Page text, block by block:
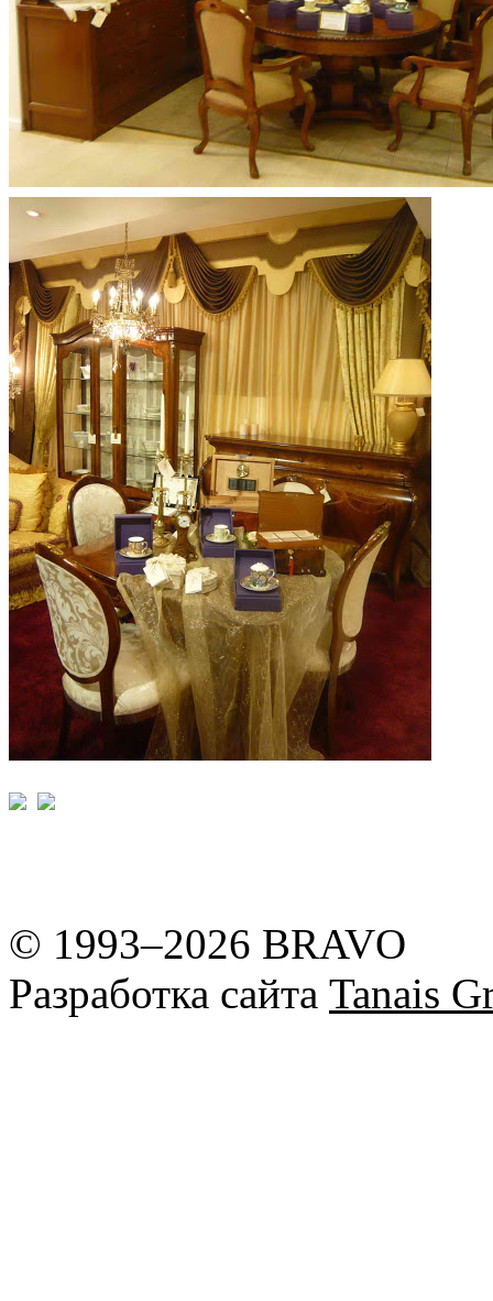
© 1993–2026 BRAVO
Разработка сайта Tanais